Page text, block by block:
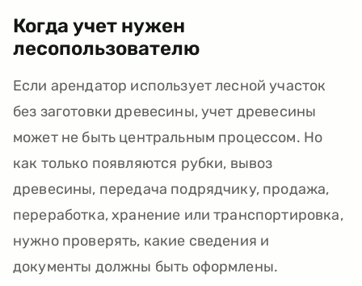
Когда учет нужен
лесопользователю
Если арендатор использует лесной участок
без заготовки древесины, учет древесины
может не быть центральным процессом. Но
как только появляются рубки, вывоз
древесины, передача подрядчику, продажа,
переработка, хранение или транспортировка,
нужно проверять, какие сведения и
документы должны быть оформлены.